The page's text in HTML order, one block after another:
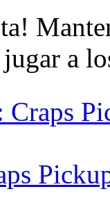
a
Craps